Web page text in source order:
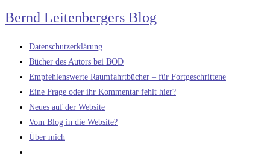
Zum
Inhalt
springen
Bernd Leitenbergers Blog
Datenschutzerklärung
Bücher des Autors bei BOD
Empfehlenswerte Raumfahrtbücher – für Fortgeschrittene
Eine Frage oder ihr Kommentar fehlt hier?
Neues auf der Website
Vom Blog in die Website?
Über mich